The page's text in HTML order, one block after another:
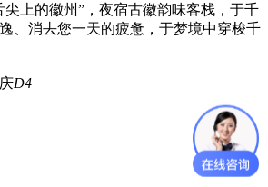
尖上的徽州”，夜宿古徽韵味客栈，于千
、消去您一天的疲惫，于梦境中穿梭千
D4